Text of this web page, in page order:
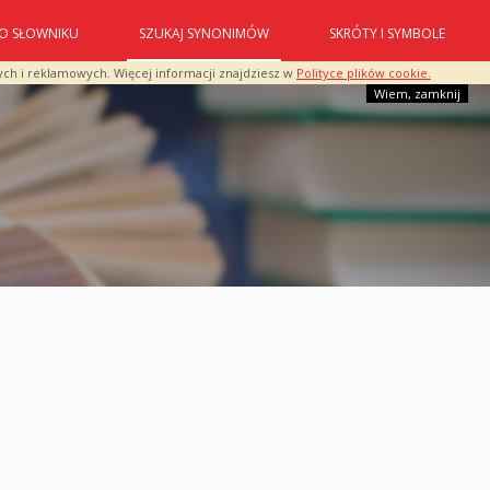
i reklamowych. Więcej informacji znajdziesz w Polityce plików cookie.
Wiem, zamknij
O SŁOWNIKU SZUKAJ SYNONIMÓW SKRÓTY I SYMBOLE